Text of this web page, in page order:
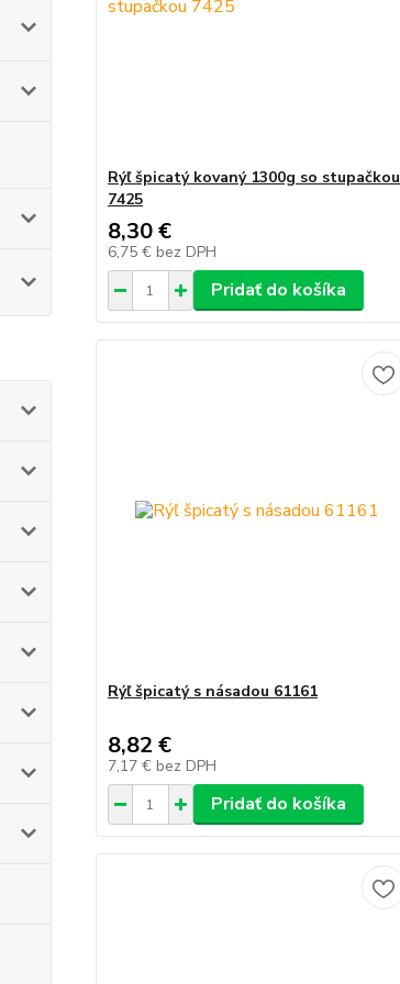
Rýľ špicatý kovaný 1300g so stupačkou
7425
8,30 €
6,75 € bez DPH
Pridať do košíka
Rýľ špicatý s násadou 61161
8,82 €
7,17 € bez DPH
Pridať do košíka